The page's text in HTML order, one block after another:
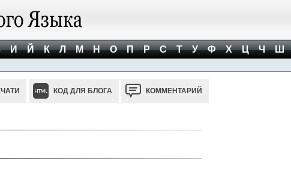
И Й К Л М Н О П Р С Т У Ф Х Ц Ч Ш
КОД ДЛЯ БЛОГА КОММЕНТАРИЙ